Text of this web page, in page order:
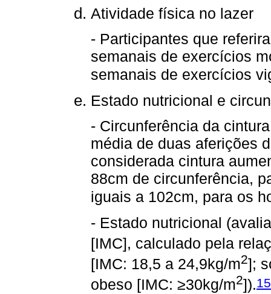
Atividade física no lazer
- Participantes que
semanais de exercícios
semanais de exercícios
Estado nutricional e
- Circunferência da
média de duas aferições
considerada cintura
88cm de circunferência,
iguais a 102cm, para os
- Estado nutricional
[IMC], calculado pela
[IMC: 18,5 a 24,9kg/m2];
obeso [IMC: ≥30kg/m2]).15